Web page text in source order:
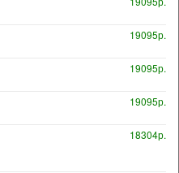
19095р.
19095р.
19095р.
18304р.